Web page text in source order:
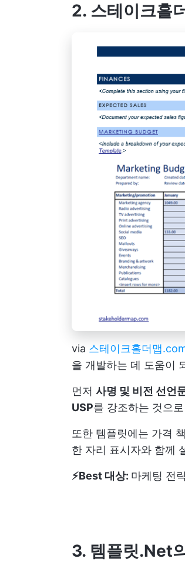
2. 스테이크홀
via 스테이크홀더맵
을 개발하는 데 도움이
먼저 사명 및 비전 선언
USP를 강조하는 것으
또한 템플릿에는 가격
한 자리 표시자와 함께
⚡️Best 대상: 마케팅 전
3. 템플릿.Net